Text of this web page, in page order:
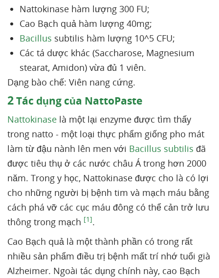
Nattokinase hàm lượng 300 FU;
Cao Bạch quả hàm lượng 40mg;
Bacillus subtilis hàm lượng 10^5 CFU;
Các tá dược khác (Saccharose, Magnesium
stearat, Amidon) vừa đủ 1 viên.
Dạng bào chế: Viên nang cứng.
2Tác dụng của NattoPaste
Nattokinase là một lại enzyme được tìm thấy
trong natto - một loại thực phẩm giống pho mát
làm từ đậu nành lên men với Bacillus subtilis đã
được tiêu thụ ở các nước châu Á trong hơn 2000
năm. Trong y học, Nattokinase được cho là có lợi
cho những người bị bệnh tim và mạch máu bằng
cách phá vỡ các cục máu đông có thể cản trở lưu
thông trong mạch [1].
Cao Bạch quả là một thành phần có trong rất
nhiều sản phẩm điều trị bệnh mất trí nhớ tuổi già
Alzheimer. Ngoài tác dụng chính này, cao Bạch